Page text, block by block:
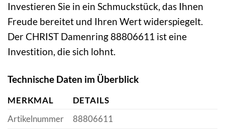
Investieren Sie in ein Schmuckstück, das Ihnen
Freude bereitet und Ihren Wert widerspiegelt.
Der CHRIST Damenring 88806611 ist eine
Investition, die sich lohnt.
Technische Daten im Überblick
MERKMAL
DETAILS
Artikelnummer
88806611